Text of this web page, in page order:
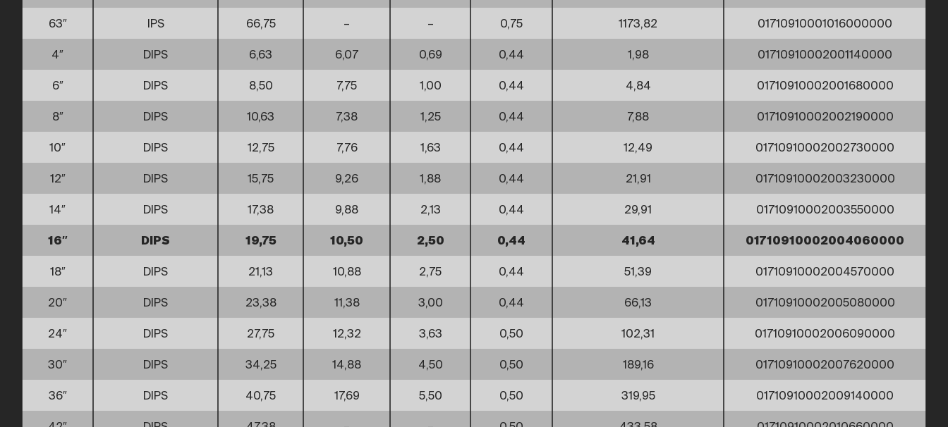
63″ IPS 66,75 – – 0,75 1173,82 01710910001016000000
4″ DIPS 6,63 6,07 0,69 0,44 1,98 01710910002001140000
6″ DIPS 8,50 7,75 1,00 0,44 4,84 01710910002001680000
8″ DIPS 10,63 7,38 1,25 0,44 7,88 01710910002002190000
10″ DIPS 12,75 7,76 1,63 0,44 12,49 01710910002002730000
12″ DIPS 15,75 9,26 1,88 0,44 21,91 01710910002003230000
14″ DIPS 17,38 9,88 2,13 0,44 29,91 01710910002003550000
16″ DIPS 19,75 10,50 2,50 0,44 41,64 01710910002004060000
18″ DIPS 21,13 10,88 2,75 0,44 51,39 01710910002004570000
20″ DIPS 23,38 11,38 3,00 0,44 66,13 01710910002005080000
24″ DIPS 27,75 12,32 3,63 0,50 102,31 01710910002006090000
30″ DIPS 34,25 14,88 4,50 0,50 189,16 01710910002007620000
36″ DIPS 40,75 17,69 5,50 0,50 319,95 01710910002009140000